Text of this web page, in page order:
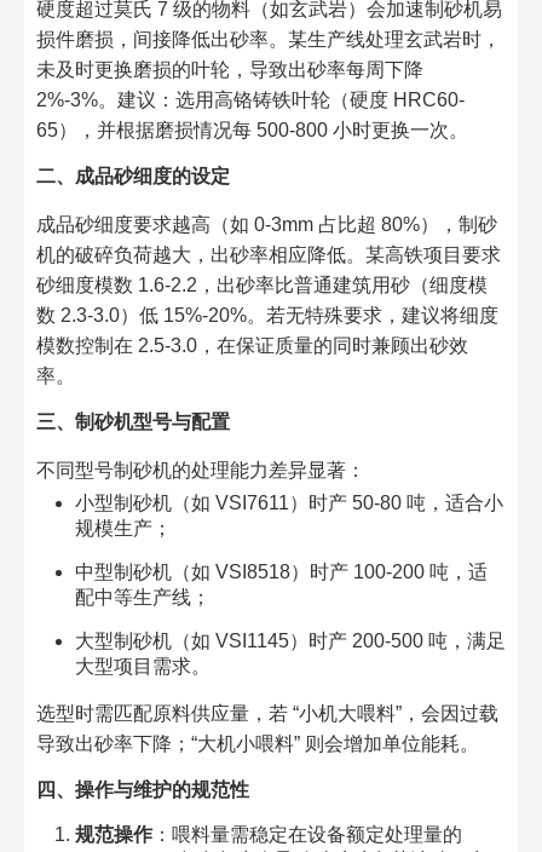
硬度超过莫氏 7 级的物料（如玄武岩）会加速制砂机易
损件磨损，间接降低出砂率。某生产线处理玄武岩时，
未及时更换磨损的叶轮，导致出砂率每周下降
2%-3%。建议：选用高铬铸铁叶轮（硬度 HRC60-
65），并根据磨损情况每 500-800 小时更换一次。​
二、成品砂细度的设定​
成品砂细度要求越高（如 0-3mm 占比超 80%），制砂
机的破碎负荷越大，出砂率相应降低。某高铁项目要求
砂细度模数 1.6-2.2，出砂率比普通建筑用砂（细度模
数 2.3-3.0）低 15%-20%。若无特殊要求，建议将细度
模数控制在 2.5-3.0，在保证质量的同时兼顾出砂效
率。​
三、制砂机型号与配置​
不同型号制砂机的处理能力差异显著：​
小型制砂机（如 VSI7611）时产 50-80 吨，适合小
规模生产；​
中型制砂机（如 VSI8518）时产 100-200 吨，适
配中等生产线；​
大型制砂机（如 VSI1145）时产 200-500 吨，满足
大型项目需求。​
选型时需匹配原料供应量，若 “小机大喂料”，会因过载
导致出砂率下降；“大机小喂料” 则会增加单位能耗。​
四、操作与维护的规范性​
规范操作：喂料量需稳定在设备额定处理量的